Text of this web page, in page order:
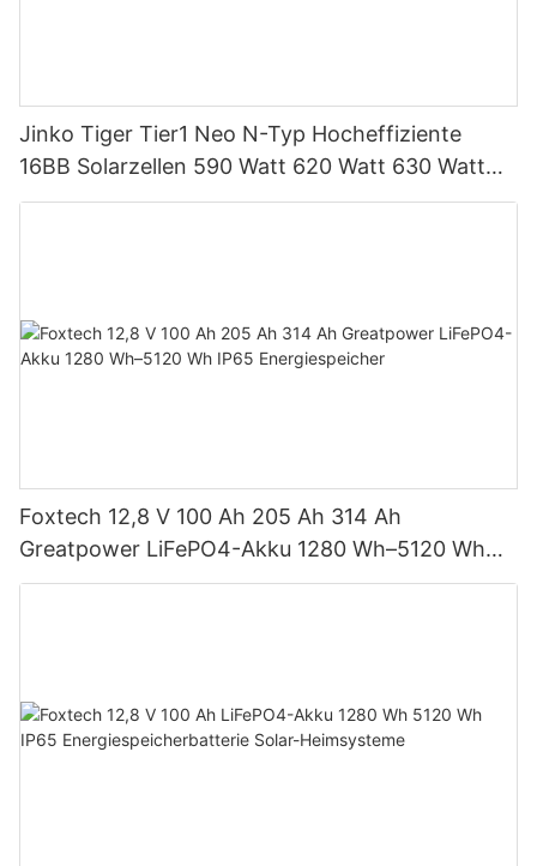
Jinko Tiger Tier1 Neo N-Typ Hocheffiziente
16BB Solarzellen 590 Watt 620 Watt 630 Watt
650 Watt Bifaziales Modul mit Dual
Foxtech 12,8 V 100 Ah 205 Ah 314 Ah
Greatpower LiFePO4-Akku 1280 Wh–5120 Wh
IP65 Energiespeicher